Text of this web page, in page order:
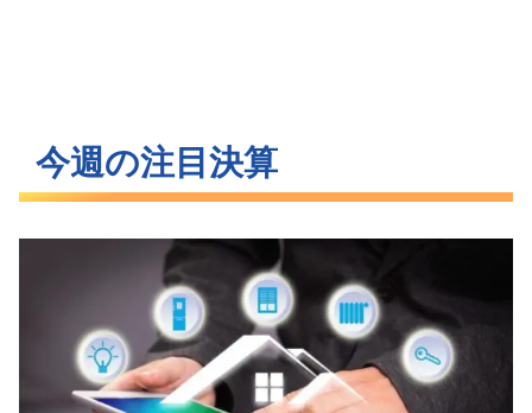
今週の注目決算